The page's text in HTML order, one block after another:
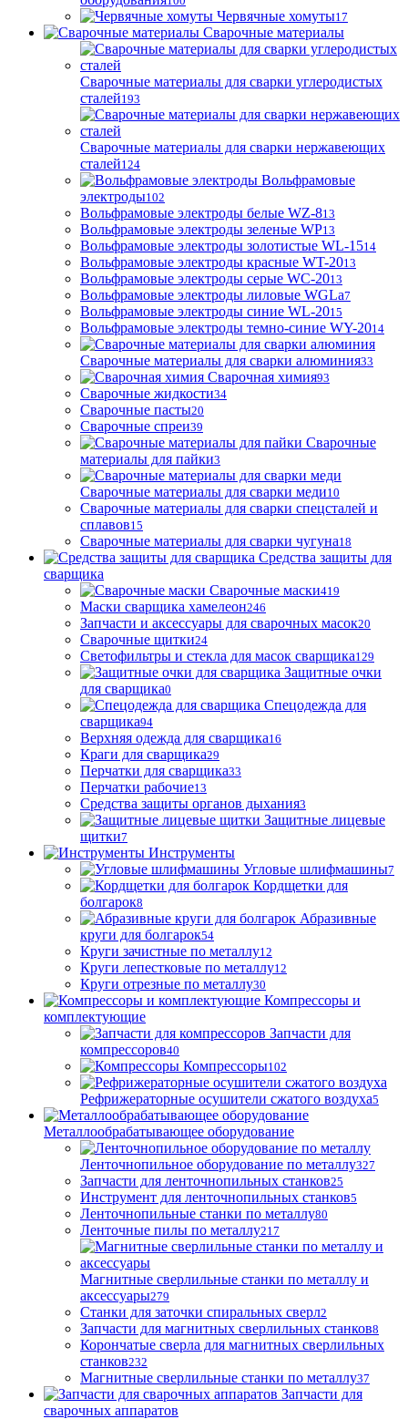
Червячные хомуты17
Сварочные материалы
Сварочные материалы для сварки углеродистых
сталей193
Сварочные материалы для сварки нержавеющих
сталей124
Вольфрамовые
электроды102
Вольфрамовые электроды белые WZ-813
Вольфрамовые электроды зеленые WP13
Вольфрамовые электроды золотистые WL-1514
Вольфрамовые электроды красные WT-2013
Вольфрамовые электроды серые WC-2013
Вольфрамовые электроды лиловые WGLa7
Вольфрамовые электроды синие WL-2015
Вольфрамовые электроды темно-синие WY-2014
Сварочные материалы для сварки алюминия33
Сварочная химия93
Сварочные жидкости34
Сварочные пасты20
Сварочные спреи39
Сварочные
материалы для пайки3
Сварочные материалы для сварки меди10
Сварочные материалы для сварки спецсталей и
сплавов15
Сварочные материалы для сварки чугуна18
Средства защиты для
сварщика
Сварочные маски419
Маски сварщика хамелеон246
Запчасти и аксессуары для сварочных масок20
Сварочные щитки24
Светофильтры и стекла для масок сварщика129
Защитные очки
для сварщика0
Спецодежда для
сварщика94
Верхняя одежда для сварщика16
Краги для сварщика29
Перчатки для сварщика33
Перчатки рабочие13
Средства защиты органов дыхания3
Защитные лицевые
щитки7
Инструменты
Угловые шлифмашины7
Кордщетки для
болгарок8
Абразивные
круги для болгарок54
Круги зачистные по металлу12
Круги лепестковые по металлу12
Круги отрезные по металлу30
Компрессоры и
комплектующие
Запчасти для
компрессоров40
Компрессоры102
Рефрижераторные осушители сжатого воздуха5
Металлообрабатывающее оборудование
Ленточнопильное оборудование по металлу327
Запчасти для ленточнопильных станков25
Инструмент для ленточнопильных станков5
Ленточнопильные станки по металлу80
Ленточные пилы по металлу217
Магнитные сверлильные станки по металлу и
аксессуары279
Станки для заточки спиральных сверл2
Запчасти для магнитных сверлильных станков8
Корончатые сверла для магнитных сверлильных
станков232
Магнитные сверлильные станки по металлу37
Запчасти для
сварочных аппаратов